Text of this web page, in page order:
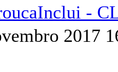
-
2017